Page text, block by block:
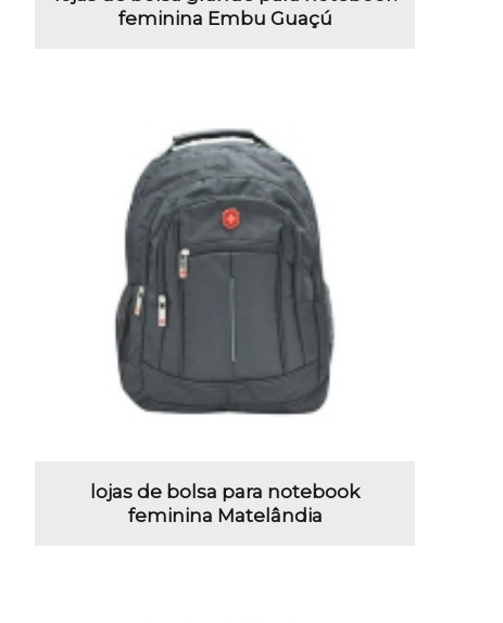
feminina Embu Guaçú
lojas de bolsa para notebook
feminina Matelândia